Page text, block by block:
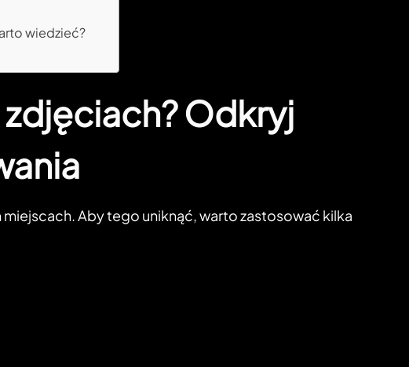
wiedzieć?
Odkryj
Aby tego uniknąć, warto zastosować kilka